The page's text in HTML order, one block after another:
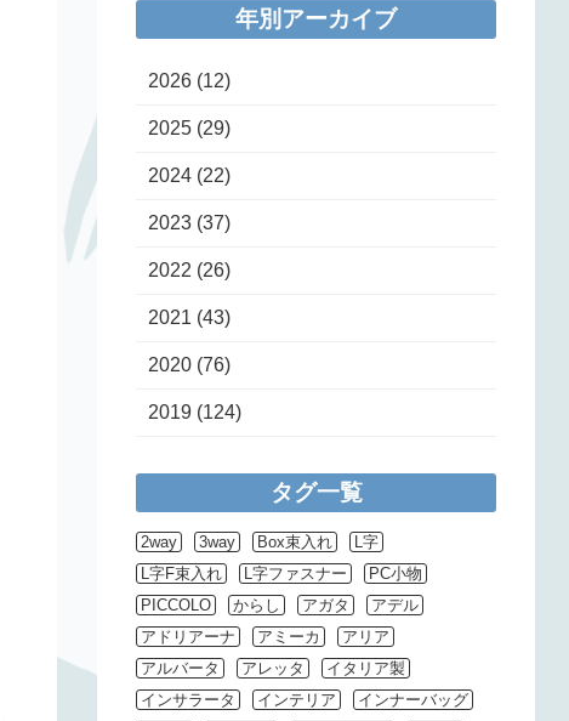
年別アーカイブ
2026 (12)
2025 (29)
2024 (22)
2023 (37)
2022 (26)
2021 (43)
2020 (76)
2019 (124)
タグ一覧
2way 3way Box束入れ
L字
L字F束入れ
L字ファスナー
PC小物
PICCOLO
からし アガタ
アデル
アドリアーナ
アミーカ
アリア
アルバータ
アレッタ
イタリア製
インサラータ
インテリア
インナーバッグ